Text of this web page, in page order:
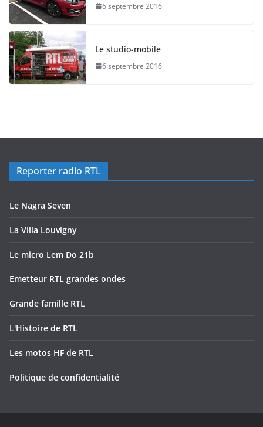
6 septembre 2016
Le studio-mobile
6 septembre 2016
Reporter radio RTL
Le Nagra Seven
La Villa Louvigny
Le micro Lem Do 21b
Emetteur RTL grandes ondes
Grande famille RTL
L'Histoire de RTL
Les motos HF de RTL
Politique de confidentialité